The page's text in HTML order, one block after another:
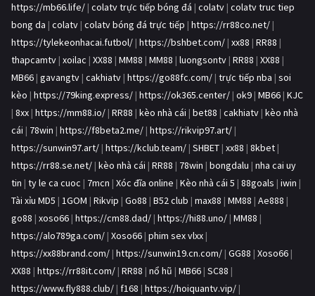
https://mb66.life/ | colatv trực tiếp bóng đá | colatv | colatv truc tiep
bong da | colatv | colatv bóng đá trực tiếp | https://rr88co.net/ |
https://tylekeonhacai.futbol/ | https://bshbet.com/ | xx88 | RR88 |
thapcamtv | xoilac | XX88 | MM88 | MM88 | luongsontv | RR88 | XX88 |
MB66 | gavangtv | cakhiatv | https://go88fc.com/ | trực tiếp nba | soi
kèo | https://79king.express/ | https://ok365.center/ | ok9 | MB66 | KJC
| 8xx | https://mm88.io/ | RR88 | kèo nhà cái | bet88 | cakhiatv | kèo nhà
cái | 78win | https://f8beta2.me/ | https://rikvip97.art/ |
https://sunwin97.art/ | https://kclub.team/ | SHBET | xx88 | 8kbet |
https://rr88.se.net/ | kèo nhà cái | RR88 | 78win | bongdalu | nha cai uy
tin | ty le ca cuoc | 7mcn | Xóc đĩa online | Kèo nhà cái 5 | 88goals | iwin |
Tài xỉu MD5 | 1GOM | Rikvip | Go88 | B52 club | max88 | MM88 | Ae888 |
go88 | xoso66 | https://cm88.dad/ | https://hi88.uno/ | MM88 |
https://alo789ga.com/ | Xoso66 | phim sex vlxx |
https://xx88brand.com/ | https://sunwin19.cn.com/ | GG88 | Xoso66 |
XX88 | https://rr88it.com/ | RR88 | nổ hũ | MB66 | SC88 |
https://www.fly888.club/ | f168 | https://hoiquantv.vip/ |